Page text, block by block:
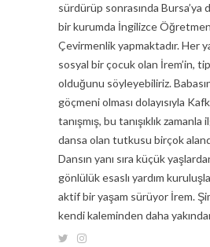
sürdürüp sonrasında Bursa’ya
bir kurumda İngilizce
Çevirmenlik yapmaktadır. Her
sosyal bir çocuk olan İrem’in,
olduğunu söyleyebiliriz.
göçmeni olması dolayısıyla
tanışmış, bu tanışıklık
dansa olan tutkusu birçok
Dansın yanı sıra küçük
gönlülük esaslı yardım
aktif bir yaşam sürüyor İrem.
kendi kaleminden daha